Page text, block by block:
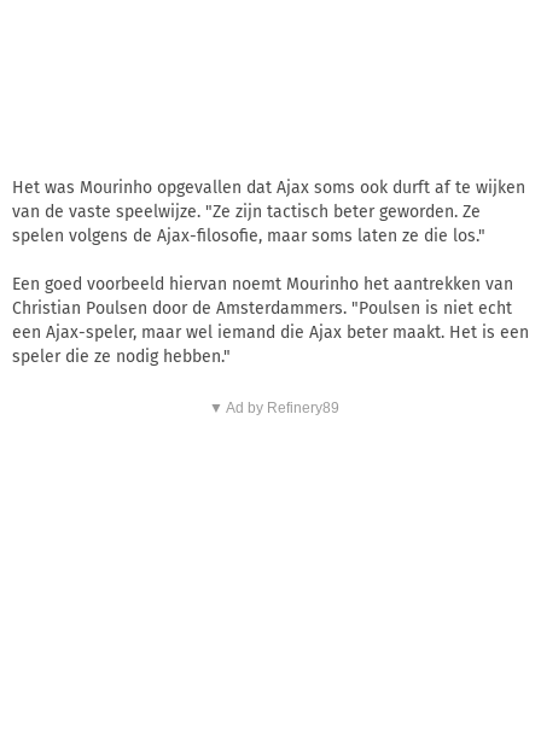
Het was Mourinho opgevallen dat Ajax soms ook durft af te wijken
van de vaste speelwijze. "Ze zijn tactisch beter geworden. Ze
spelen volgens de Ajax-filosofie, maar soms laten ze die los."
Een goed voorbeeld hiervan noemt Mourinho het aantrekken van
Christian Poulsen door de Amsterdammers. "Poulsen is niet echt
een Ajax-speler, maar wel iemand die Ajax beter maakt. Het is een
speler die ze nodig hebben."
▼ Ad by Refinery89